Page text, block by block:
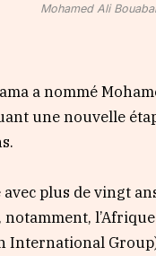
Mohamed Ali
a nommé
une nouvelle
plus de vingt
International